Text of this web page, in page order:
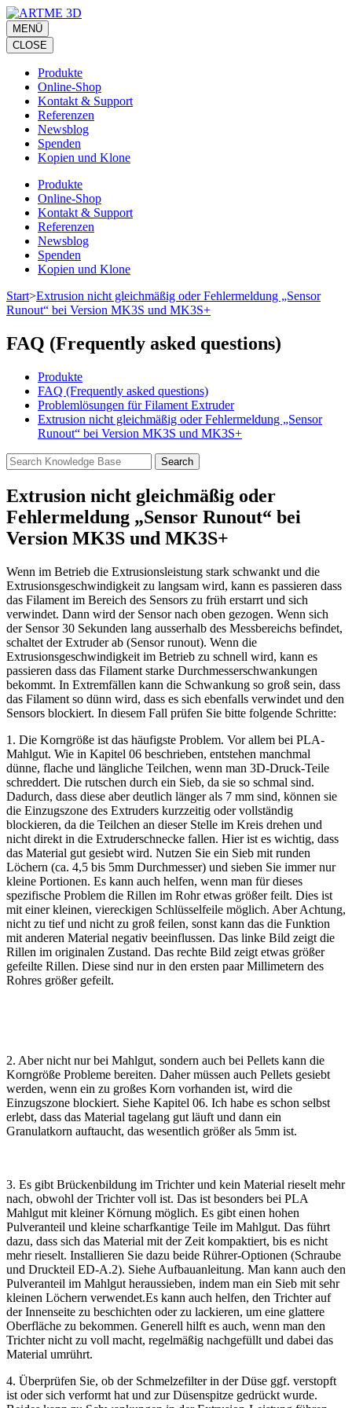
Zum
Inhalt
springen
(Eingabetaste
drücken)
MENÜ
CLOSE
Produkte
Online-Shop
Kontakt & Support
Referenzen
Newsblog
Spenden
Kopien und Klone
Produkte
Online-Shop
Kontakt & Support
Referenzen
Newsblog
Spenden
Kopien und Klone
Start>Extrusion nicht gleichmäßig oder Fehlermeldung „Sensor
Runout“ bei Version MK3S und MK3S+
FAQ (Frequently asked questions)
Produkte
FAQ (Frequently asked questions)
Problemlösungen für Filament Extruder
Extrusion nicht gleichmäßig oder Fehlermeldung „Sensor
Runout“ bei Version MK3S und MK3S+
Extrusion nicht gleichmäßig oder
Fehlermeldung „Sensor Runout“ bei
Version MK3S und MK3S+
Wenn im Betrieb die Extrusionsleistung stark schwankt und die
Extrusionsgeschwindigkeit zu langsam wird, kann es passieren dass
das Filament im Bereich des Sensors zu früh erstarrt und sich
verwindet. Dann wird der Sensor nach oben gezogen. Wenn sich
der Sensor 30 Sekunden lang ausserhalb des Messbereichs befindet,
schaltet der Extruder ab (Sensor runout). Wenn die
Extrusionsgeschwindigkeit im Betrieb zu schnell wird, kann es
passieren dass das Filament starke Durchmesserschwankungen
bekommt. In Extremfällen kann die Schwankung so groß sein, dass
das Filament so dünn wird, dass es sich ebenfalls verwindet und den
Sensors blockiert. In diesem Fall prüfen Sie bitte folgende Schritte:
1. Die Korngröße ist das häufigste Problem. Vor allem bei PLA-
Mahlgut. Wie in Kapitel 06 beschrieben, entstehen manchmal
dünne, flache und längliche Teilchen, wenn man 3D-Druck-Teile
schreddert. Die rutschen durch ein Sieb, da sie so schmal sind.
Dadurch, dass diese aber deutlich länger als 7 mm sind, können sie
die Einzugszone des Extruders kurzzeitig oder vollständig
blockieren, da die Teilchen an dieser Stelle im Kreis drehen und
nicht direkt in die Extruderschnecke fallen. Hier ist es wichtig, dass
das Material gut gesiebt wird. Nutzen Sie ein Sieb mit runden
Löchern (ca. 4,5 bis 5mm Durchmesser) und sieben Sie immer nur
kleine Portionen. Es kann auch helfen, wenn man für dieses
spezifische Problem die Rillen im Rohr etwas größer feilt. Dies ist
mit einer kleinen, viereckigen Schlüsselfeile möglich. Aber Achtung,
nicht zu tief und nicht zu groß feilen, sonst kann das die Funktion
mit anderen Material negativ beeinflussen. Das linke Bild zeigt die
Rillen im originalen Zustand. Das rechte Bild zeigt etwas größer
gefeilte Rillen. Diese sind nur in den ersten paar Millimetern des
Rohres größer gefeilt.
2. Aber nicht nur bei Mahlgut, sondern auch bei Pellets kann die
Korngröße Probleme bereiten. Daher müssen auch Pellets gesiebt
werden, wenn ein zu großes Korn vorhanden ist, wird die
Einzugszone blockiert. Siehe Kapitel 06. Ich habe es schon selbst
erlebt, dass das Material tagelang gut läuft und dann ein
Granulatkorn auftaucht, das wesentlich größer als 5mm ist.
3. Es gibt Brückenbildung im Trichter und kein Material rieselt mehr
nach, obwohl der Trichter voll ist. Das ist besonders bei PLA
Mahlgut mit kleiner Körnung möglich. Es gibt einen hohen
Pulveranteil und kleine scharfkantige Teile im Mahlgut. Das führt
dazu, dass sich das Material mit der Zeit kompaktiert, bis es nicht
mehr rieselt. Installieren Sie dazu beide Rührer-Optionen (Schraube
und Druckteil ED-A.2). Siehe Aufbauanleitung. Man kann auch den
Pulveranteil im Mahlgut heraussieben, indem man ein Sieb mit sehr
kleinen Löchern verwendet.Es kann auch helfen, den Trichter auf
der Innenseite zu beschichten oder zu lackieren, um eine glattere
Oberfläche zu bekommen. Generell hilft es auch, wenn man den
Trichter nicht zu voll macht, regelmäßig nachgefüllt und dabei das
Material umrührt.
4. Überprüfen Sie, ob der Schmelzefilter in der Düse ggf. verstopft
ist oder sich verformt hat und zur Düsenspitze gedrückt wurde.